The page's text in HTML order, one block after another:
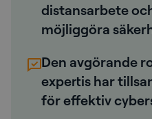
distansarbete
möjliggöra
Den avgörande
expertis har
för effektiv